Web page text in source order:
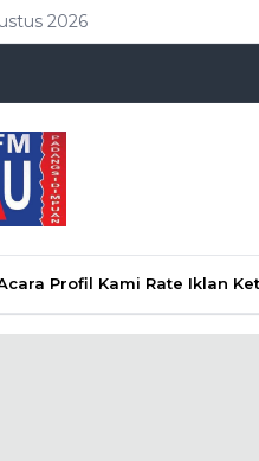
2026
Profil Kami Rate Iklan